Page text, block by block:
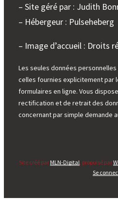
– Site géré par : Judith
– Hébergeur : Pulseheberg
– Image d’accueil : Droits
Les seules données
celles fournies explicitement par
formulaires en ligne. Vous
rectification et de retrait des
concernant par simple demande
Site créé par MLN-Digital , propulsé par
Se